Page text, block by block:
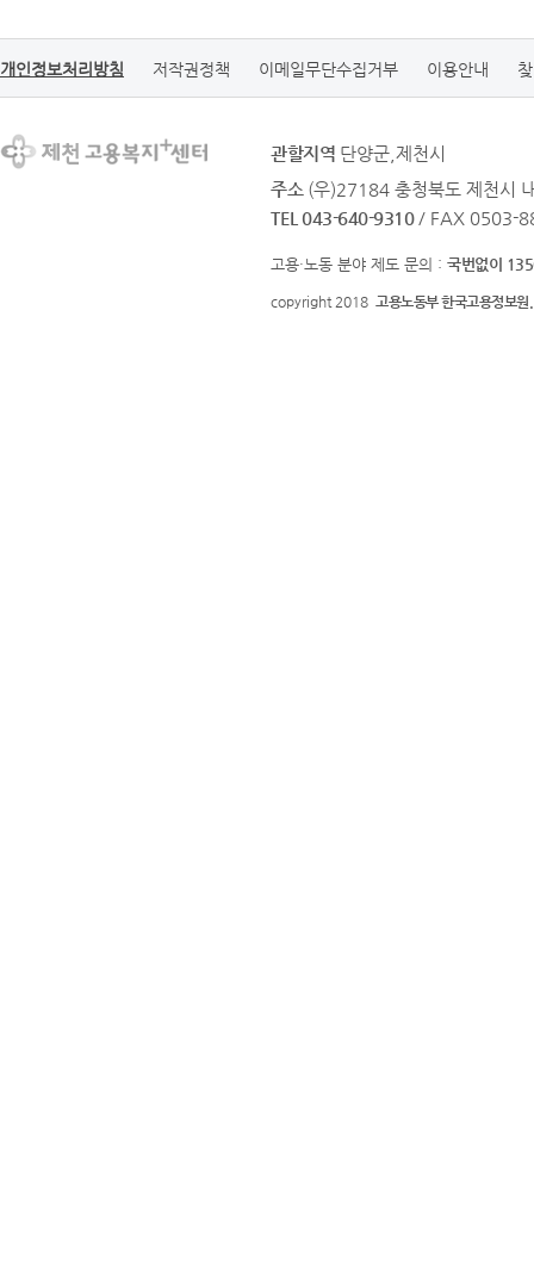
개인정보처리방침 저작권정책 이메일무단수집거부 이용안내
관할지역 단양군,제천시
주소 (우)27184 충청북도 제천시
TEL 043-640-9310 / FAX 0503-
고용·노동 분야 제도 문의 : 국번없이
copyright 2018 고용노동부 한국고용정보원.